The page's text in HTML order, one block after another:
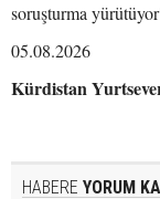
soruşturma
05.08.2026
Kürdistan
HABERE YORUM